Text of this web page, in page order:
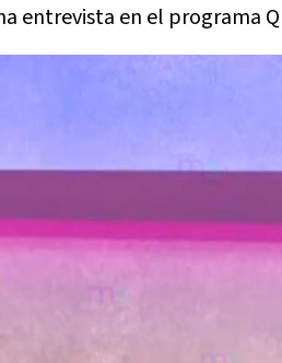
entrevista en el programa